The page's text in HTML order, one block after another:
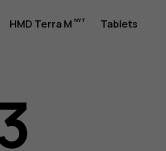
HMD Terra M Tablets